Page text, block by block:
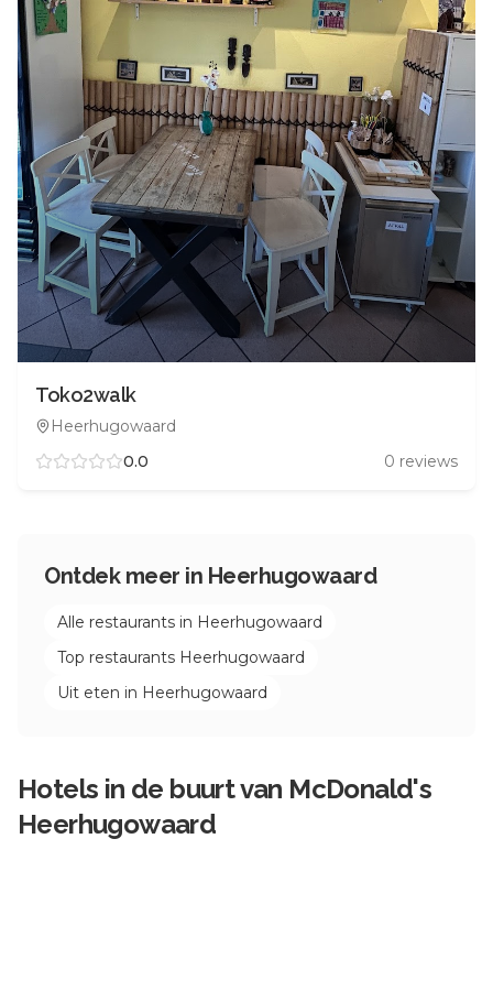
Toko2walk
Heerhugowaard
0.0
0 reviews
Ontdek meer in Heerhugowaard
Alle restaurants in Heerhugowaard
Top restaurants Heerhugowaard
Uit eten in Heerhugowaard
Hotels in de buurt van McDonald's
Heerhugowaard